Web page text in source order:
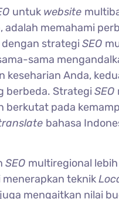
untuk website
adalah memahami
dengan strategiSEO
sama
keseharian Anda,
berbeda. StrategiSEO
berkutat pada
bahasa
SEO multiregional
menerapkan teknik
mengaitkan nilai